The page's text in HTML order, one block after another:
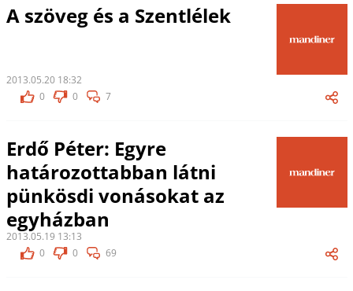
A szöveg és a Szentlélek
2013.05.20 18:32
0
0 7
Erdő Péter: Egyre
határozottabban látni
pünkösdi vonásokat az
egyházban
2013.05.19 13:13
0
0 69